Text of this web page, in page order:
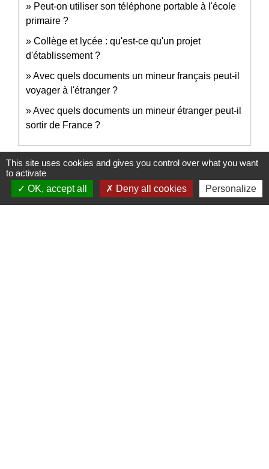
Peut-on utiliser son téléphone portable à l'école
primaire ?
Collège et lycée : qu'est-ce qu'un projet
d'établissement ?
Avec quels documents un mineur français peut-il
voyager à l'étranger ?
Avec quels documents un mineur étranger peut-il
sortir de France ?
Et aussi
Autorisation de sortie du territoire (AST)
This site uses cookies and gives you control over what you want
to activate
OK, accept all
Deny all cookies Personalize